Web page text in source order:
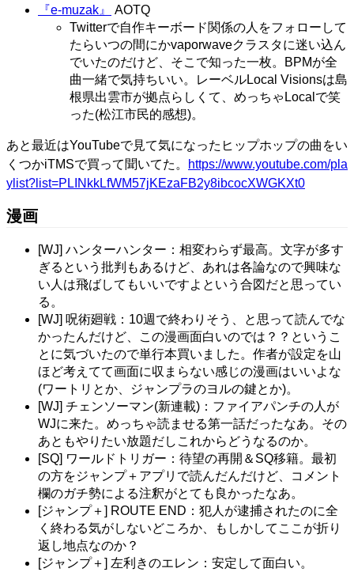
『e-muzak』
AOTQ
Twitterで自作キーボード関係の人をフォローして
たらいつの間にかvaporwaveクラスタに迷い込ん
でいたのだけど、そこで知った一枚。BPMが全
曲一緒で気持ちいい。レーベルLocal Visionsは島
根県出雲市が拠点らしくて、めっちゃLocalで笑
った(松江市民的感想)。
あと最近はYouTubeで見て気になったヒップホップの曲をい
くつかiTMSで買って聞いてた。
https://www.youtube.com/pla
ylist?list=PLINkkLfWM57jKEzaFB2y8ibcocXWGKXt0
漫画
[WJ] ハンターハンター：相変わらず最高。文字が多す
ぎるという批判もあるけど、あれは各論なので興味な
い人は飛ばしてもいいですよという合図だと思ってい
る。
[WJ] 呪術廻戦：10週で終わりそう、と思って読んでな
かったんだけど、この漫画面白いのでは？？というこ
とに気づいたので単行本買いました。作者が設定を山
ほど考えてて画面に収まらない感じの漫画はいいよな
(ワートリとか、ジャンプラのヨルの鍵とか)。
[WJ] チェンソーマン(新連載)：ファイアパンチの人が
WJに来た。めっちゃ読ませる第一話だったなあ。その
あともやりたい放題だしこれからどうなるのか。
[SQ] ワールドトリガー：待望の再開＆SQ移籍。最初
の方をジャンプ＋アプリで読んだんだけど、コメント
欄のガチ勢による注釈がとても良かったなあ。
[ジャンプ＋] ROUTE END：犯人が逮捕されたのに全
く終わる気がしないどころか、もしかしてここが折り
返し地点なのか？
[ジャンプ＋] 左利きのエレン：安定して面白い。